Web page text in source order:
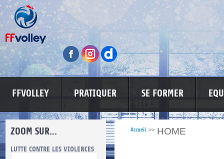
FFVOLLEY PRATIQUER SE FORMER
ZOOM SUR...
LUTTE CONTRE LES VIOLENCES MA PETITE SPONSO
Accueil >> HOME